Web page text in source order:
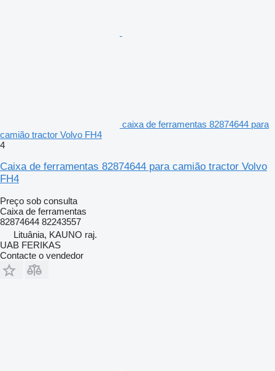
caixa de ferramentas 82874644 para
camião tractor Volvo FH4
4
Caixa de ferramentas 82874644 para camião tractor Volvo
FH4
Preço sob consulta
Caixa de ferramentas
82874644 82243557
Lituânia, KAUNO raj.
UAB FERIKAS
Contacte o vendedor